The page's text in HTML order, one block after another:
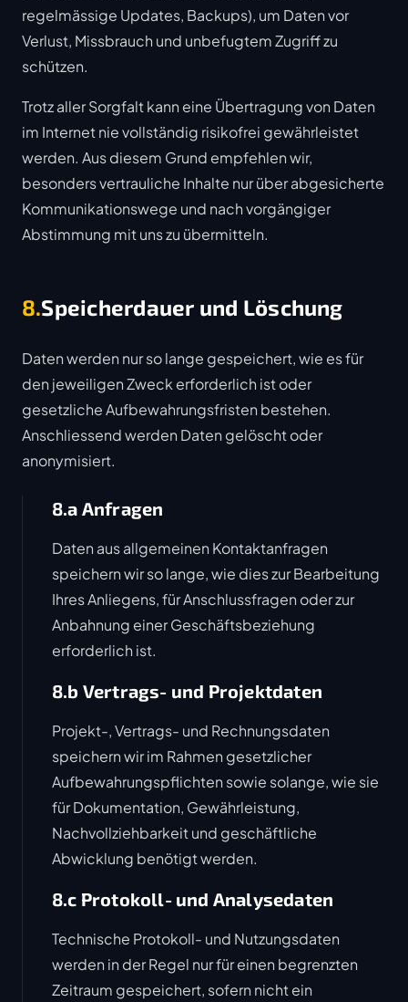
regelmässige Updates, Backups), um Daten vor
Verlust, Missbrauch und unbefugtem Zugriff zu
schützen.
Trotz aller Sorgfalt kann eine Übertragung von Daten
im Internet nie vollständig risikofrei gewährleistet
werden. Aus diesem Grund empfehlen wir,
besonders vertrauliche Inhalte nur über abgesicherte
Kommunikationswege und nach vorgängiger
Abstimmung mit uns zu übermitteln.
8.Speicherdauer und Löschung
Daten werden nur so lange gespeichert, wie es für
den jeweiligen Zweck erforderlich ist oder
gesetzliche Aufbewahrungsfristen bestehen.
Anschliessend werden Daten gelöscht oder
anonymisiert.
8.a Anfragen
Daten aus allgemeinen Kontaktanfragen
speichern wir so lange, wie dies zur Bearbeitung
Ihres Anliegens, für Anschlussfragen oder zur
Anbahnung einer Geschäftsbeziehung
erforderlich ist.
8.b Vertrags- und Projektdaten
Projekt-, Vertrags- und Rechnungsdaten
speichern wir im Rahmen gesetzlicher
Aufbewahrungspflichten sowie solange, wie sie
für Dokumentation, Gewährleistung,
Nachvollziehbarkeit und geschäftliche
Abwicklung benötigt werden.
8.c Protokoll- und Analysedaten
Technische Protokoll- und Nutzungsdaten
werden in der Regel nur für einen begrenzten
Zeitraum gespeichert, sofern nicht ein